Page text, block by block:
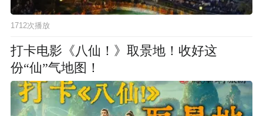
1712次播放
打卡电影《八仙！》取景地！收好这
份“仙”气地图！